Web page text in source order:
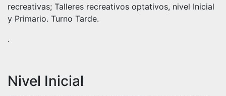
recreativas; Talleres recreativos optativos, nivel Inicial
y Primario. Turno Tarde.
.
Nivel Inicial